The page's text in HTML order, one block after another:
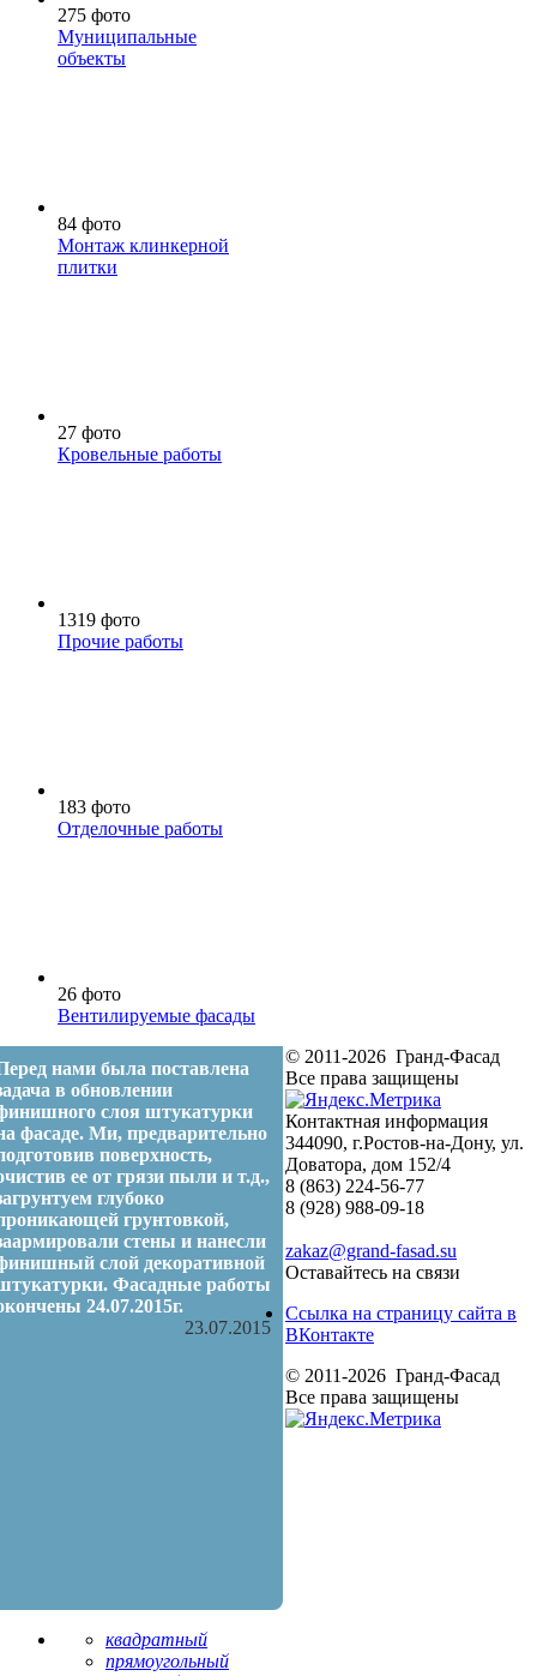
275 фото
Муниципальные
объекты
84 фото
Монтаж клинкерной
плитки
27 фото
Кровельные работы
1319 фото
Прочие работы
183 фото
Отделочные работы
26 фото
Вентилируемые фасады
нами была поставлена
в обновлении
слоя штукатурки
фасаде. Ми, предварительно
поверхность,
ее от грязи пыли и т.д.,
глубоко
грунтовкой,
стены и нанесли
слой декоративной
Фасадные работы
24.07.2015г.
23.07.2015
квадратный
прямоугольный
© 2011-2026 Гранд-Фасад
Все права защищены
Контактная информация
344090, г.Ростов-на-Дону, ул.
Доватора, дом 152/4
8 (863) 224-56-77
8 (928) 988-09-18
zakaz@grand-fasad.su
Оставайтесь на связи
Ссылка на страницу сайта в
ВКонтакте
© 2011-2026 Гранд-Фасад
Все права защищены